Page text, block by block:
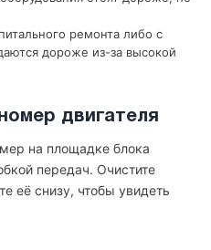
ремонта либо с
дороже из-за высокой
двигателя
на площадке блока
передач. Очистите
её снизу, чтобы увидеть